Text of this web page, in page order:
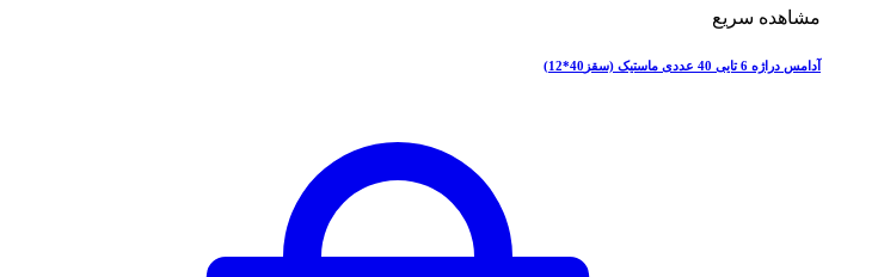
مشاهده سریع
آدامس دراژه 6 تایی 40 عددی ماستیک (سقز40*12)